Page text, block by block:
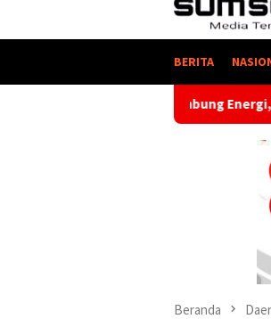
BERITA
Energi, Kota Yang Kaya Energi Justru
Beranda